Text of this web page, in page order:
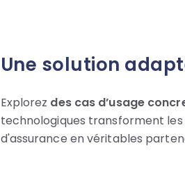
Une solution
Explorez des cas d’usage
technologiques transforment les
d'assurance en véritables